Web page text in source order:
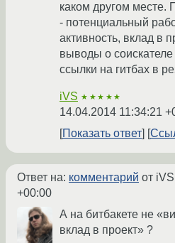
каком другом месте.
- потенциальный
активность, вклад в
выводы о
ссылки на гитбах в
iVS ★★★★★
14.04.2014 11:34:21
Показать ответ
Ответ на: комментарий от iVS
+00:00
А на битбакете не
вклад в проект» ?